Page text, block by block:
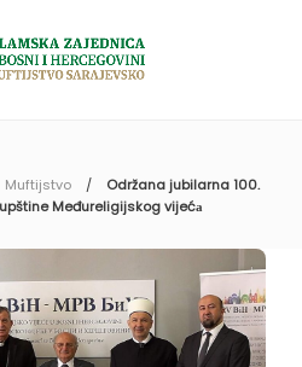
Muftijstvo
Održana jubilarna 100.
Međureligijskog vijećа